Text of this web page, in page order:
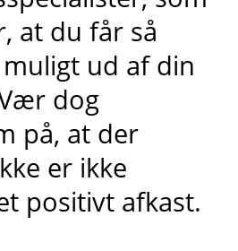
at du får så
ud af din
dog
på, at der
er ikke
positivt afkast.